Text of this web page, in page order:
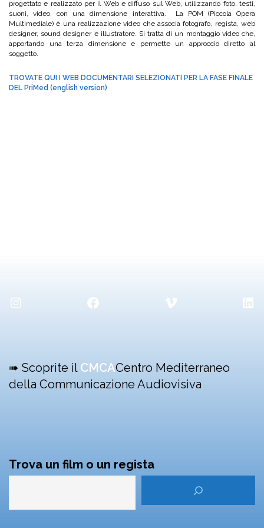
progettato e realizzato per il Web e diffuso sul Web, utilizzando foto, testi,
suoni, video, con una dimensione interattiva. La POM (Piccola Opera
Multimediale) è una realizzazione video che associa fotografo, regista, web
designer, sound designer e illustratore. Si tratta di un montaggio video che,
apportando una terza dimensione e permette un approccio diretto al
soggetto.
TROVATE QUI I WEB DOCUMENTARI SELEZIONATI PER LA FASE FINALE
DEL PriMed (english version)
Instagram Facebook Vimeo
➠ Scoprite il CMCACentro Mediterraneo
della Communicazione Audiovisiva
Trova un film o un regista